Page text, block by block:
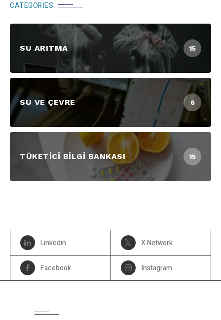
CATEGORIES
SU ARITMA 15
SU VE ÇEVRE 6
TÜKETICI BILGI BANKASI 15
Linkedin X Network
Facebook Instagram